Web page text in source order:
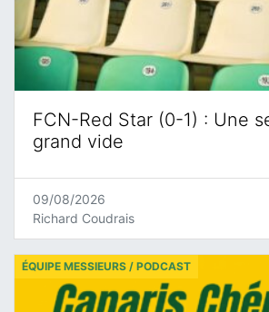
FCN-Red Star (0-1) : Une
grand vide
09/08/2026
Richard Coudrais
ÉQUIPE MESSIEURS / PODCAST